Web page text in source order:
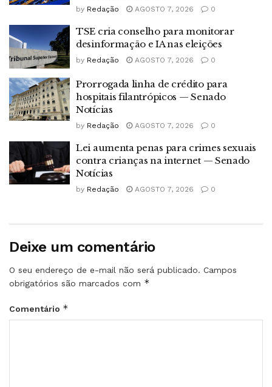
by Redação AGOSTO 7, 2026 0
TSE cria conselho para monitorar
desinformação e IA nas eleições
by Redação AGOSTO 7, 2026 0
Prorrogada linha de crédito para
hospitais filantrópicos — Senado
Notícias
by Redação AGOSTO 7, 2026 0
Lei aumenta penas para crimes sexuais
contra crianças na internet — Senado
Notícias
by Redação AGOSTO 7, 2026 0
Deixe um comentário
O seu endereço de e-mail não será publicado. Campos
obrigatórios são marcados com *
Comentário *